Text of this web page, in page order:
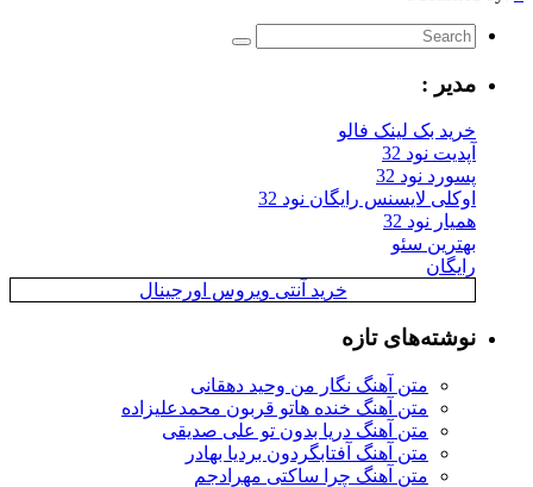
مدیر :
خرید بک لینک فالو
آپدیت نود 32
پسورد نود 32
اوکلی لایسنس رایگان نود 32
همیار نود 32
بهترین سئو
رایگان
خرید آنتی ویروس اورجینال
نوشته‌های تازه
متن آهنگ نگار من وحید دهقانی
متن آهنگ خنده هاتو قربون محمدعلیزاده
متن آهنگ دریا بدون تو علی صدیقی
متن آهنگ آفتابگردون بردیا بهادر
متن آهنگ چرا ساکتی مهرادجم